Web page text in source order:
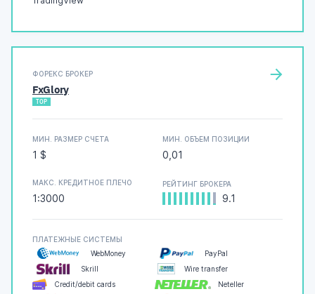
ФОРЕКС БРОКЕР
FxGlory
TOP
МИН. РАЗМЕР СЧЕТА
1 $
МИН. ОБЪЕМ ПОЗИЦИИ
0,01
МАКС. КРЕДИТНОЕ ПЛЕЧО
1:3000
РЕЙТИНГ БРОКЕРА
9.1
ПЛАТЕЖНЫЕ СИСТЕМЫ
WebMoney
PayPal
Skrill
Wire transfer
Credit/debit cards
Neteller